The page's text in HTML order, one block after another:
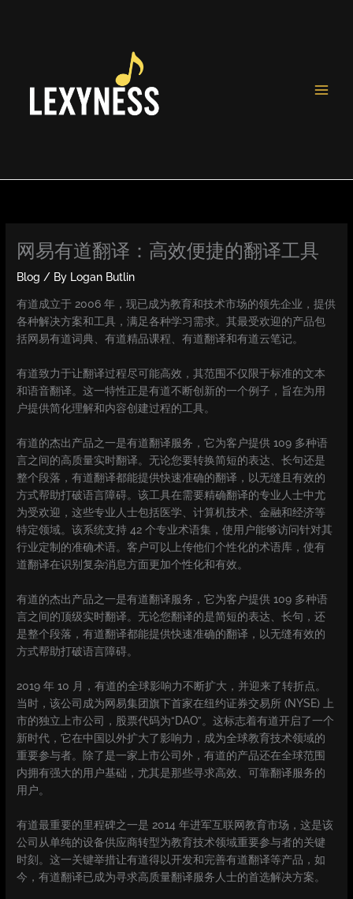
网易有道翻译：高效便捷的翻译工具
Blog / By Logan Butlin
有道成立于 2006 年，现已成为教育和技术市场的领先企业，提供
各种解决方案和工具，满足各种学习需求。其最受欢迎的产品包
括网易有道词典、有道精品课程、有道翻译和有道云笔记。
有道致力于让翻译过程尽可能高效，其范围不仅限于标准的文本
和语音翻译。这一特性正是有道不断创新的一个例子，旨在为用
户提供简化理解和内容创建过程的工具。
有道的杰出产品之一是有道翻译服务，它为客户提供 109 多种语
言之间的高质量实时翻译。无论您要转换简短的表达、长句还是
整个段落，有道翻译都能提供快速准确的翻译，以无缝且有效的
方式帮助打破语言障碍。该工具在需要精确翻译的专业人士中尤
为受欢迎，这些专业人士包括医学、计算机技术、金融和经济等
特定领域。该系统支持 42 个专业术语集，使用户能够访问针对其
行业定制的准确术语。客户可以上传他们个性化的术语库，使有
道翻译在识别复杂消息方面更加个性化和有效。
有道的杰出产品之一是有道翻译服务，它为客户提供 109 多种语
言之间的顶级实时翻译。无论您翻译的是简短的表达、长句，还
是整个段落，有道翻译都能提供快速准确的翻译，以无缝有效的
方式帮助打破语言障碍。
2019 年 10 月，有道的全球影响力不断扩大，并迎来了转折点。
当时，该公司成为网易集团旗下首家在纽约证券交易所 (NYSE) 上
市的独立上市公司，股票代码为“DAO”。这标志着有道开启了一个
新时代，它在中国以外扩大了影响力，成为全球教育技术领域的
重要参与者。除了是一家上市公司外，有道的产品还在全球范围
内拥有强大的用户基础，尤其是那些寻求高效、可靠翻译服务的
用户。
有道最重要的里程碑之一是 2014 年进军互联网教育市场，这是该
公司从单纯的设备供应商转型为教育技术领域重要参与者的关键
时刻。这一关键举措让有道得以开发和完善有道翻译等产品，如
今，有道翻译已成为寻求高质量翻译服务人士的首选解决方案。